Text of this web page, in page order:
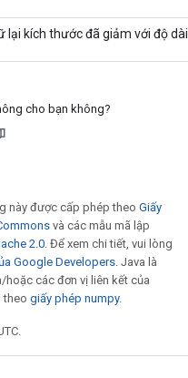
lại kích thước đã giảm với độ
cho bạn không?
này được cấp phép theo Giấy
và các mẫu mã lập
2.0. Để xem chi tiết, vui lòng
Google Developers. Java là
hoặc các đơn vị liên kết của
theo giấy phép numpy.